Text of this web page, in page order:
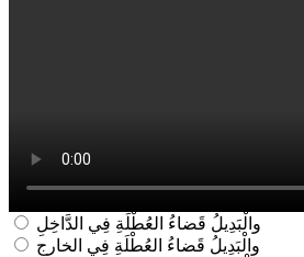
والْبَدِيلُ قَضاءُ العُطْلَةِ فِي الدَّاخِلِ
والْبَدِيلُ قَضاءُ العُطْلَةِ فِي الخارجِ